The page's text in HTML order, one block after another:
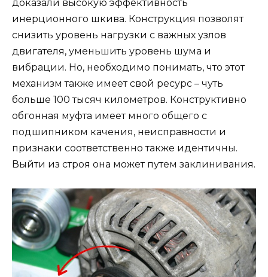
доказали высокую эффективность
инерционного шкива. Конструкция позволят
снизить уровень нагрузки с важных узлов
двигателя, уменьшить уровень шума и
вибрации. Но, необходимо понимать, что этот
механизм также имеет свой ресурс – чуть
больше 100 тысяч километров. Конструктивно
обгонная муфта имеет много общего с
подшипником качения, неисправности и
признаки соответственно также идентичны.
Выйти из строя она может путем заклинивания.